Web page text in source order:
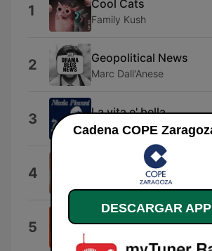
1 Cool Cats
Family Kush
2 Geopolitical News
Marc Dall'Anese
3 La vita e' bella
Nicola Piovani
4 Ode to Joy
5 Headline News
DESCARGAR APP